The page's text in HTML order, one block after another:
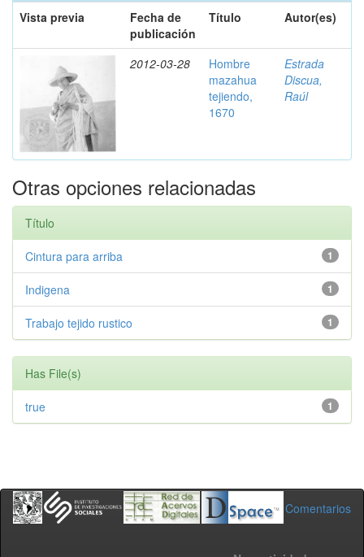
Vista previa
Fecha de
publicación
Título Autor(es)
2012-03-28
Hombre
mazahua
tejiendo,
1670
Estrada
Discua,
Raúl
Otras opciones relacionadas
Título
1
Cintura para arriba
1
Indigena
1
Trabajo tejido rustico
Has File(s)
1
true
Comentarios